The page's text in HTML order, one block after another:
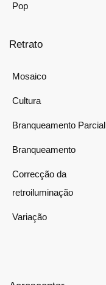
Pop
Retrato
Mosaico
Cultura
Branqueamento Parcial
Branqueamento
Correcção da
retroiluminação
Variação